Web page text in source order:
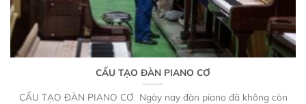
CẤU TẠO ĐÀN PIANO CƠ
CẤU TẠO ĐÀN PIANO CƠ Ngày nay đàn piano đã không còn